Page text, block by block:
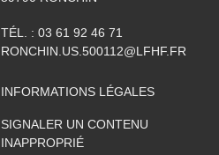
TÉL. : 03 61 92 46 71
RONCHIN.US.500112@LFHF.FR
INFORMATIONS LÉGALES
SIGNALER UN CONTENU
INAPPROPRIÉ